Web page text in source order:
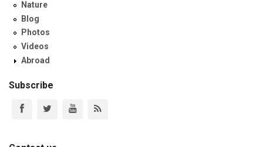
Nature
Blog
Photos
Videos
Abroad
Subscribe